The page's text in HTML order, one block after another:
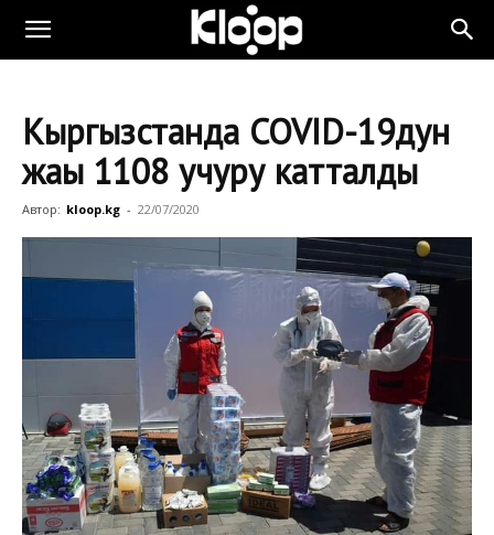
Кыргызстанда COVID-19дун
жаңы 1108 учуру катталды
Автор: kloop.kg - 22/07/2020